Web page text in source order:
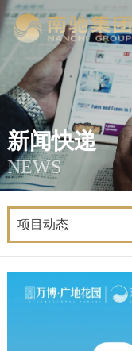
新闻快递
NEWS
项目动态